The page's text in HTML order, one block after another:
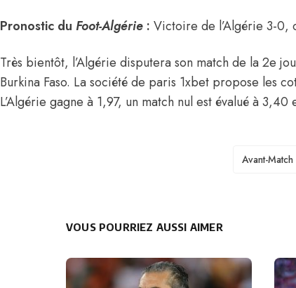
Pronostic du Foot-Algérie : Victoire de l’Algérie 3-0,
Très bientôt, l’Algérie disputera son match de la 2e
Burkina Faso. La société de paris 1xbet propose les
L’Algérie gagne à 1,97, un match nul est évalué à
TAGS
Avant-Match
VOUS POURRIEZ AUSSI AIMER